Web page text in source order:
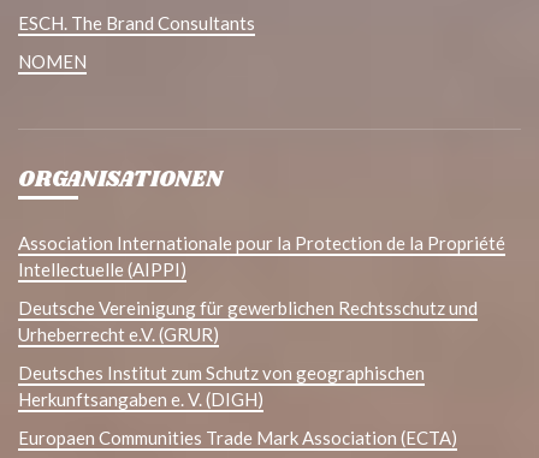
ESCH. The Brand Consultants
NOMEN
ORGANISATIONEN
Association Internationale pour la Protection de la Propriété
Intellectuelle (AIPPI)
Deutsche Vereinigung für gewerblichen Rechtsschutz und
Urheberrecht e.V. (GRUR)
Deutsches Institut zum Schutz von geographischen
Herkunftsangaben e. V. (DIGH)
Europaen Communities Trade Mark Association (ECTA)